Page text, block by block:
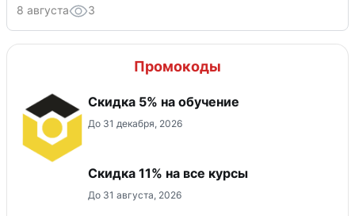
8 августа 3
Промокоды
Скидка 5% на обучение
До 31 декабря, 2026
Скидка 11% на все курсы
До 31 августа, 2026